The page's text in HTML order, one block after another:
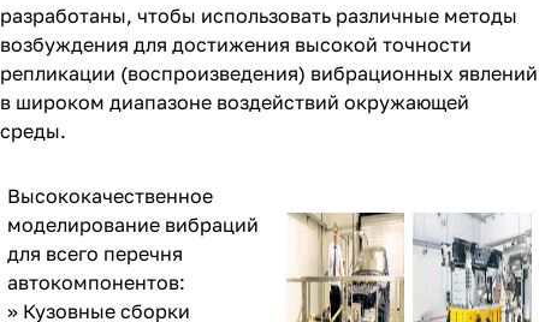
разработаны, чтобы использовать различные методы
возбуждения для достижения высокой точности
репликации (воспроизведения) вибрационных явлений
в широком диапазоне воздействий окружающей
среды.
Высококачественное
моделирование вибраций
для всего перечня
автокомпонентов:
» Кузовные сборки